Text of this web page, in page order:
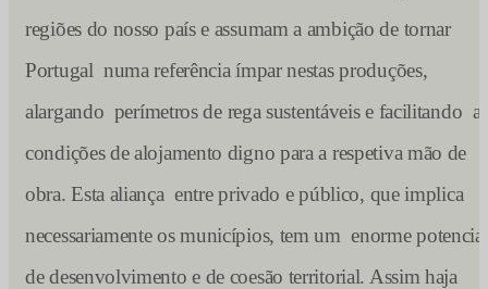
regiões do nosso país e assumam a ambição de tornar
Portugal numa referência ímpar nestas produções,
alargando perímetros de rega sustentáveis e facilitando as
condições de alojamento digno para a respetiva mão de
obra. Esta aliança entre privado e público, que implica
necessariamente os municípios, tem um enorme potencial
de desenvolvimento e de coesão territorial. Assim haja